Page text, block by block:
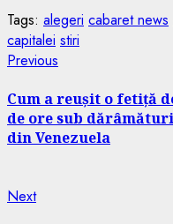
Tags: alegeri cabaret news
capitalei stiri
Continue
Reading
Previous
Cum a reușit o fetiță
de ore sub
din Venezuela
NextNext